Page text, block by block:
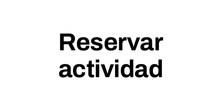
Reservar
actividad